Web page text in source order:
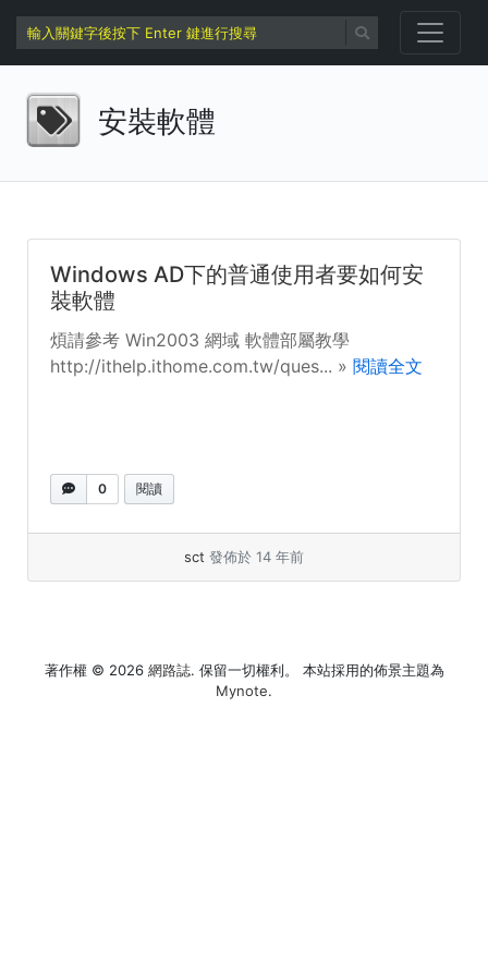
安裝軟體
Windows AD下的普通使用者要如何安
裝軟體
煩請參考 Win2003 網域 軟體部屬教學
http://ithelp.ithome.com.tw/ques... » 閱讀全文
0 閱讀
sct 發佈於 14 年前
著作權 © 2026 網路誌. 保留一切權利。 本站採用的佈景主題為
Mynote.